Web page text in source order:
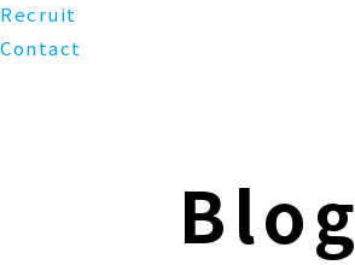
Recruit
Contact
Blog